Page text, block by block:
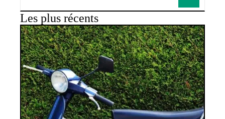
Les plus récents